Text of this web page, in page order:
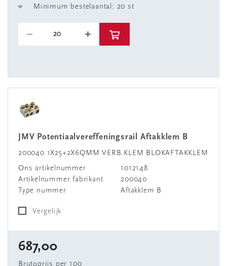
Minimum bestelaantal: 20 st
JMV Potentiaalvereffeningsrail Aftakklem B
200040 1X25+2X6QMM VERB.KLEM BLOKAFTAKKLEM
Ons artikelnummer
1012148
Artikelnummer fabrikant
200040
Type nummer
Aftakklem B
Vergelijk
687,00
Brutoprijs per 100